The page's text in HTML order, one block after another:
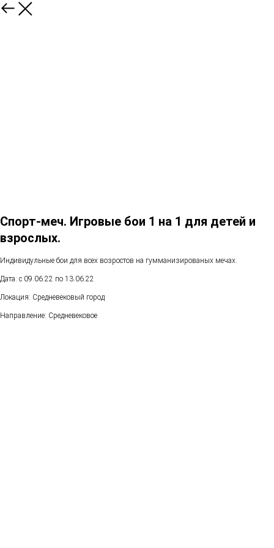
Спорт-меч. Игровые бои 1 на 1 для детей и
взрослых.
Индивидульные бои для всех возростов на гумманизированых мечах.
Дата: с 09.06.22 по 13.06.22
Локация: Средневековый город
Направление: Средневековое